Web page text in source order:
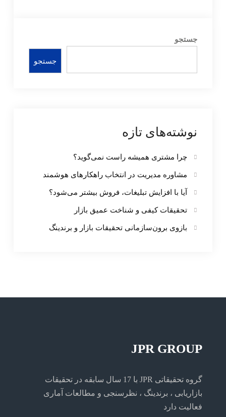
جستجو
جستجو
نوشته‌های تازه
چرا مشتری همیشه راست نمی‌گوید؟
مشاوره مدیریت در انتخاب راهکارهای هوشمند
آیا با افزایش تبلیغات، فروش بیشتر می‌شود؟
تحقیقات کیفی و شناخت عمیق بازار
بازوی برون‌سازمانی تحقیقات بازار و برندینگ
JPR GROUP
گروه تحقیقاتی JPR با 17 سال سابقه در تحقیقات
بازاریابی ، برندینگ ، نظرسنجی و مطالعات آماری
فعالیت دارد